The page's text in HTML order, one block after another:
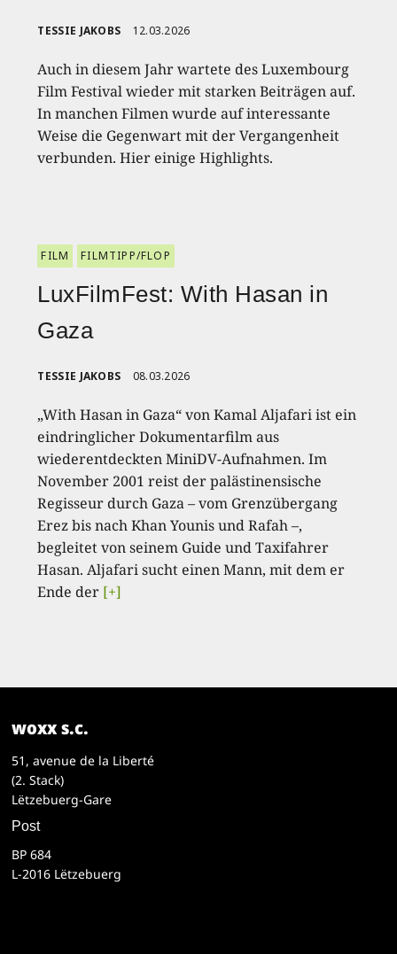
TESSIE JAKOBS 12.03.2026
Auch in diesem Jahr wartete des Luxembourg
Film Festival wieder mit starken Beiträgen auf.
In manchen Filmen wurde auf interessante
Weise die Gegenwart mit der Vergangenheit
verbunden. Hier einige Highlights.
FILM FILMTIPP/FLOP
LuxFilmFest: With Hasan in
Gaza
TESSIE JAKOBS 08.03.2026
„With Hasan in Gaza“ von Kamal Aljafari ist ein
eindringlicher Dokumentarfilm aus
wiederentdeckten MiniDV-Aufnahmen. Im
November 2001 reist der palästinensische
Regisseur durch Gaza – vom Grenzübergang
Erez bis nach Khan Younis und Rafah –,
begleitet von seinem Guide und Taxifahrer
Hasan. Aljafari sucht einen Mann, mit dem er
Ende der [+]
woxx s.c.
51, avenue de la Liberté
(2. Stack)
Lëtzebuerg-Gare
Post
BP 684
L-2016 Lëtzebuerg